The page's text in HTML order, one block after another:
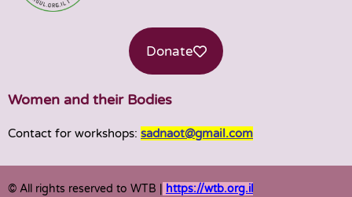
Donate
Women and their Bodies
Contact for workshops: sadnaot@gmail.com
© All rights reserved to WTB | https://wtb.org.il